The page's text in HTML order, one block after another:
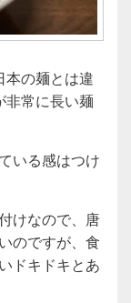
本の麺とは違
非常に長い麺
いる感はつけ
けなので、唐
のですが、食
ドキドキとあ